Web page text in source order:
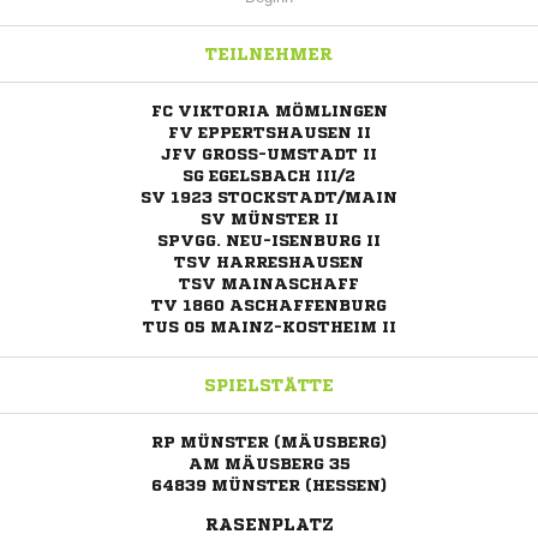
TEILNEHMER
FC VIKTORIA MÖMLINGEN
FV EPPERTSHAUSEN II
JFV GROSS-UMSTADT II
SG EGELSBACH III/2
SV 1923 STOCKSTADT/MAIN
SV MÜNSTER II
SPVGG. NEU-ISENBURG II
TSV HARRESHAUSEN
TSV MAINASCHAFF
TV 1860 ASCHAFFENBURG
TUS 05 MAINZ-KOSTHEIM II
SPIELSTÄTTE
RP MÜNSTER (MÄUSBERG)
AM MÄUSBERG 35
64839 MÜNSTER (HESSEN)
RASENPLATZ